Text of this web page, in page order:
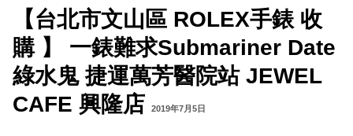
【台北市文山區 ROLEX手錶 收
購 】 一錶難求Submariner Date
綠水鬼 捷運萬芳醫院站 JEWEL
CAFE 興隆店
2019年7月5日